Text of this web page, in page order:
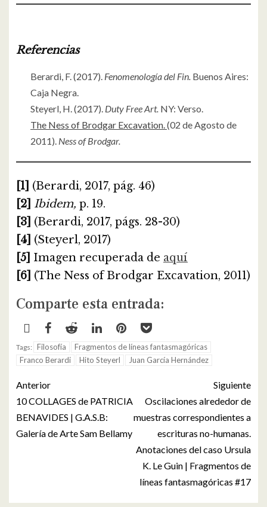
Referencias
Berardi, F. (2017). Fenomenología del Fin. Buenos Aires:
Caja Negra.
Steyerl, H. (2017). Duty Free Art. NY: Verso.
The Ness of Brodgar Excavation.(02 de Agosto de
2011). Ness of Brodgar.
[1] (Berardi, 2017, pág. 46)
[2] Ibidem, p. 19.
[3] (Berardi, 2017, págs. 28-30)
[4] (Steyerl, 2017)
[5] Imagen recuperada de aquí
[6] (The Ness of Brodgar Excavation, 2011)
Comparte esta entrada:
Tags: Filosofía
Fragmentos de líneas fantasmagóricas
Franco Berardi
Hito Steyerl Juan García Hernández
Anterior
10 COLLAGES de PATRICIA
BENAVIDES | G.A.S.B:
Galería de Arte Sam Bellamy
Siguiente
Oscilaciones alrededor de
muestras correspondientes a
escrituras no-humanas.
Anotaciones del caso Ursula
K. Le Guin | Fragmentos de
líneas fantasmagóricas #17